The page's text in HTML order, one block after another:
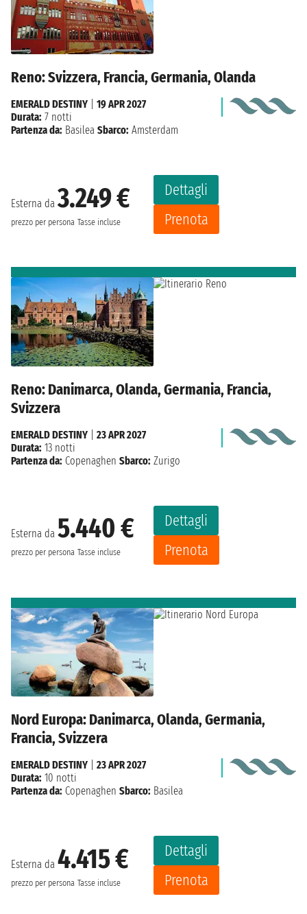
Reno: Svizzera, Francia, Germania, Olanda
Esterna da3.249 €
prezzo per persona Tasse incluse
Dettagli
Prenota
EMERALD DESTINY
19 APR 2027
Durata: 7 notti
Partenza da: Basilea Sbarco: Amsterdam
Reno: Danimarca, Olanda, Germania, Francia,
Svizzera
Esterna da 5.440 €
prezzo per persona Tasse incluse
Dettagli
Prenota
EMERALD DESTINY
23 APR 2027
Durata: 13 notti
Partenza da: Copenaghen Sbarco: Zurigo
Nord Europa: Danimarca, Olanda, Germania,
Francia, Svizzera
Esterna da 4.415 €
prezzo per persona Tasse incluse
Dettagli
Prenota
EMERALD DESTINY
23 APR 2027
Durata: 10 notti
Partenza da: Copenaghen Sbarco: Basilea